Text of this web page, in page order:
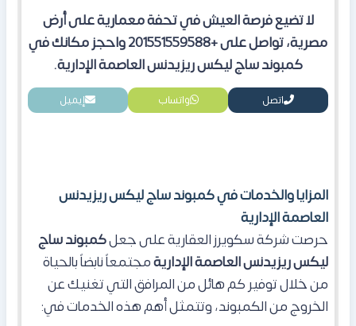
لا تضيع فرصة العيش في تحفة معمارية على أرض
مصرية، تواصل على +201551559588 واحجز مكانك في
كمبوند ساج ليكس ريزيدنس العاصمة الإدارية.
اتصل واتساب إيميل
المزايا والخدمات في كمبوند ساج ليكس ريزيدنس
العاصمة الإدارية
​حرصت شركة سكويرز العقارية على جعلكمبوندساج
ليكس ريزيدنس العاصمة الإداريةمجتمعاً نابضاً بالحياة
من خلال توفير كم هائل من المرافق التي تغنيك عن
الخروج من الكمبوند، وتتمثل أهم هذه الخدمات في: